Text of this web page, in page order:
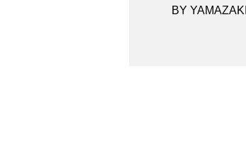
BY YAMAZAKI